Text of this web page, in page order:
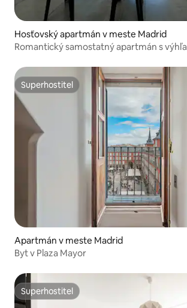
Hosťovský apartmán v meste Madrid
Romantický samostatný apartmán s
Superhostiteľ
Superhostiteľ
Apartmán v meste Madrid
Byt v Plaza Mayor
Superhostiteľ
Superhostiteľ